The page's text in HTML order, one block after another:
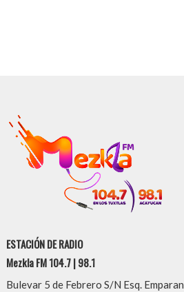
ESTACIÓN DE RADIO
Mezkla FM 104.7 | 98.1
Bulevar 5 de Febrero S/N Esq. Emparan